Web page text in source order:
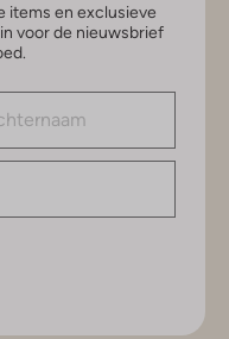
items en exclusieve
voor de nieuwsbrief